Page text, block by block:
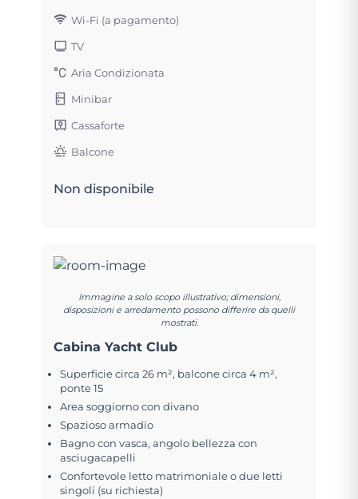
Wi-Fi (a pagamento)
TV
Aria Condizionata
Minibar
Cassaforte
Balcone
Non disponibile
Immagine a solo scopo illustrativo; dimensioni,
disposizioni e arredamento possono differire da quelli
mostrati.
Cabina Yacht Club
Superficie circa 26 m², balcone circa 4 m²,
ponte 15
Area soggiorno con divano
Spazioso armadio
Bagno con vasca, angolo bellezza con
asciugacapelli
Confortevole letto matrimoniale o due letti
singoli (su richiesta)